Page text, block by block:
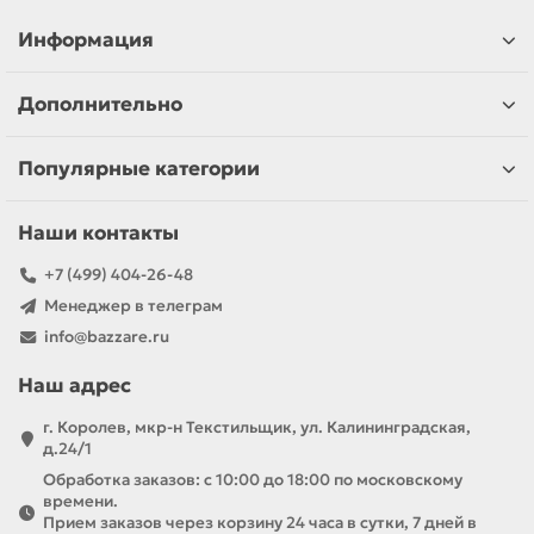
Информация
Дополнительно
Популярные категории
Наши контакты
+7 (499) 404-26-48
Менеджер в телеграм
info@bazzare.ru
Наш адрес
г. Королев, мкр-н Текстильщик, ул. Калининградская,
д.24/1
Обработка заказов: с 10:00 до 18:00 по московскому
времени.
Прием заказов через корзину 24 часа в сутки, 7 дней в